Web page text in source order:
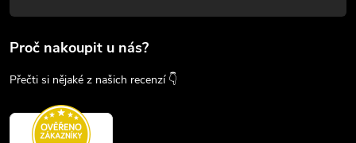
Proč nakoupit u nás?
Přečti si nějaké z našich recenzí 👇